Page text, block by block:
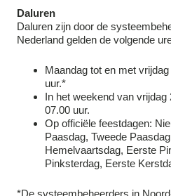
Daluren
Daluren zijn door de
Nederland gelden de volgende
Maandag tot en met
uur.*
In het weekend van vrijdag
07.00 uur.
Op officiële feestdagen:
Paasdag, Tweede
Hemelvaartsdag, Eerste
Pinksterdag, Eerste
*De systeembeheerders in